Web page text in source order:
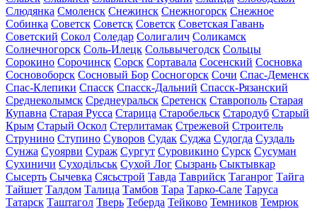
Слюдянка Смоленск Снежинск Снежногорск Снежное
Собинка Советск Советск Советск Советская Гавань
Советский Сокол Соледар Солигалич Соликамск
Солнечногорск Соль-Илецк Сольвычегодск Сольцы
Сорокино Сорочинск Сорск Сортавала Сосенский Сосновка
Сосновоборск Сосновый Бор Сосногорск Сочи Спас-Деменск
Спас-Клепики Спасск Спасск-Дальний Спасск-Рязанский
Среднеколымск Среднеуральск Сретенск Ставрополь Старая
Купавна Старая Русса Старица Старобельск Стародуб Старый
Крым Старый Оскол Стерлитамак Стрежевой Строитель
Струнино Ступино Суворов Судак Суджа Судогда Суздаль
Сунжа Суоярви Сураж Сургут Суровикино Сурск Сусуман
Сухиничи Суходільськ Сухой Лог Сызрань Сыктывкар
Сысерть Сычевка Сясьстрой Тавда Таврийск Таганрог Тайга
Тайшет Талдом Талица Тамбов Тара Тарко-Сале Таруса
Татарск Таштагол Тверь Теберда Тейково Темников Темрюк